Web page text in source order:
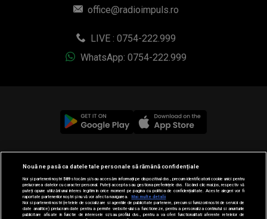
office@radioimpuls.ro
LIVE : 0754-222.999
WhatsApp: 0754-222.999
© 2019-2026 DOGAN MEDIA INTERNATIONAL SA, Toate
drepturile rezervate.
Nouă ne pasă ca datele tale personale să rămână confidențiale
Noi și partenerii noștri589stocăm și/sau accesăm informații pe dispozitivul dvs., precum identificatorii cookie unici pentru
prelucrarea datelor cu caracter personal. Puteți accepta sau gestiona preferințele dvs. făcând clic mai jos, respectiv vă
puteți opune utilizării unui interes legitim în orice moment pe pagina cu politica de confidențialitate. Aceste alegeri vor fi
raportate partenerilor noștri și nu vă vor afecta navigarea.
Mai multe detalii
Noi si partenerii nostri (retelele de socializare si agentiile de publicitate partenere, precum si furnizorii nostri de servicii de
date analitice) prelucram date pentru a permite website-ului sa functioneze, pentru a personaliza continutul si anunturile
publicitare afisate in functie de interesele si/sau profilul dvs., pentru a va oferi functionalitati aferente retelelor de